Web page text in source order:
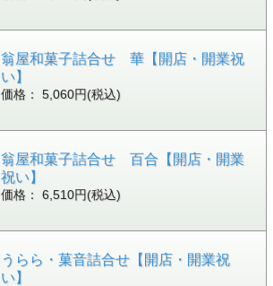
翁屋和菓子詰合せ 華【開店・開業祝
い】
価格： 5,060円(税込)
翁屋和菓子詰合せ 百合【開店・開業
祝い】
価格： 6,510円(税込)
うらら・菓音詰合せ【開店・開業祝
い】